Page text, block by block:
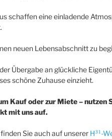
schaffen eine einladende
neuen Lebensabschnitt zu
Übergabe an glückliche
schöne Zuhause einzieht.
Kauf oder zur Miete – nutzen
mit uns auf.
Sie auch auf unserer H³¹-